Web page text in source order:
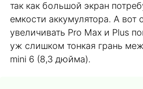
так как большой экран
емкости аккумулятора. А вот
увеличивать Pro Max и Plus
уж слишком тонкая грань
mini 6 (8,3 дюйма).